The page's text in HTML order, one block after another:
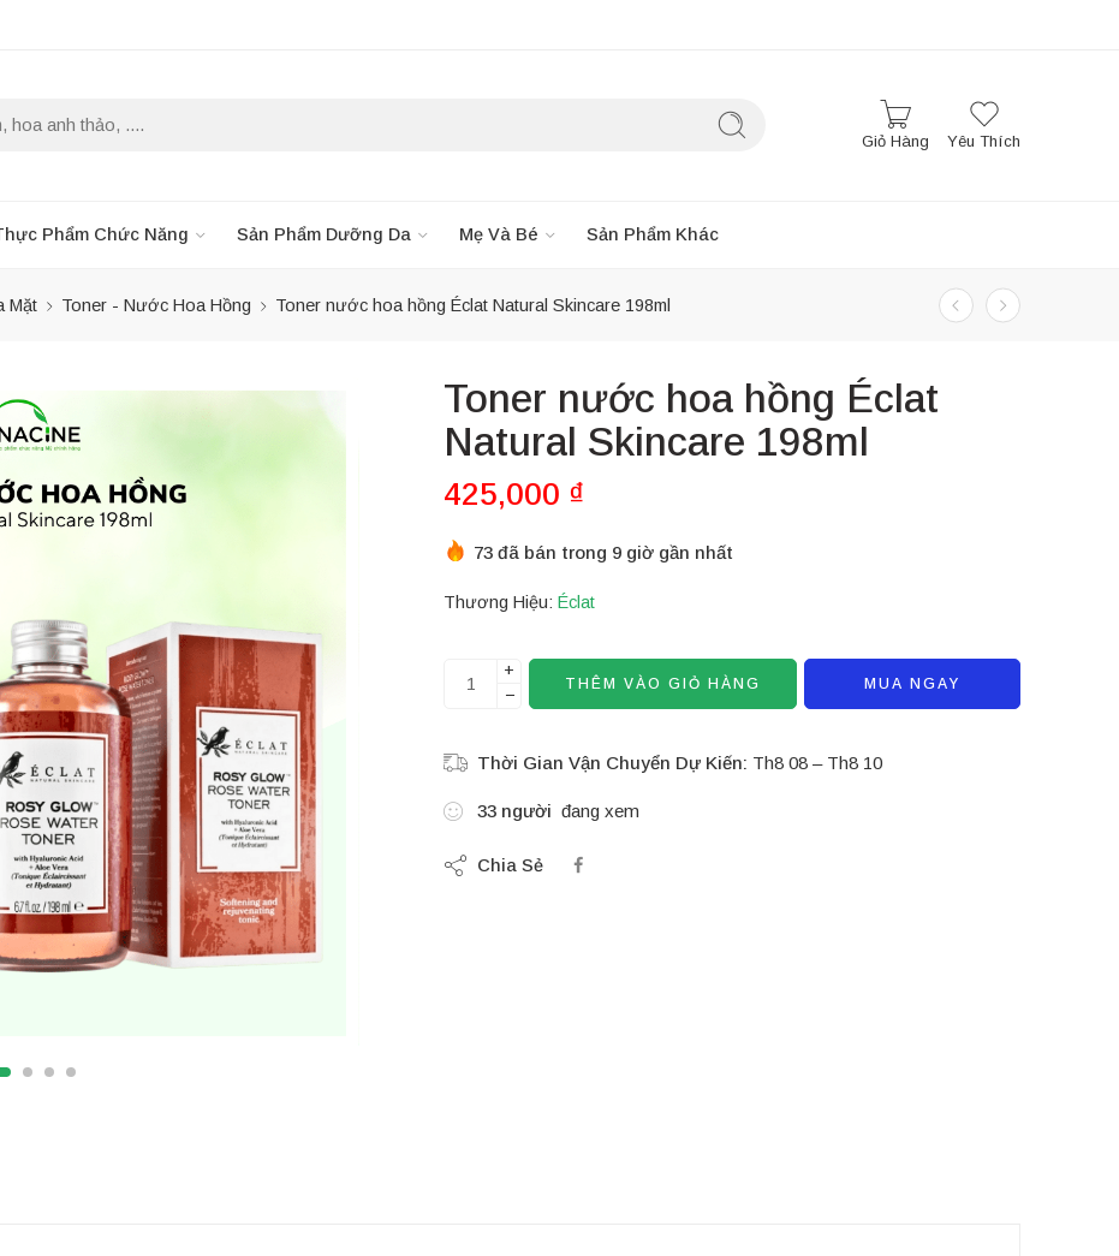
Giỏ Hàng Yêu Thích
Phẩm Chức Năng Sản Phẩm Dưỡng Da Mẹ Và Bé Sản Phẩm Khác
Mặt Toner - Nước Hoa Hồng Toner nước hoa hồng Éclat Natural Skincare 198ml
Toner nước hoa hồng Éclat
Natural Skincare 198ml
425,000 ₫
73 đã bán trong 9 giờ gần nhất
Thương Hiệu: Éclat
+
−
THÊM VÀO GIỎ HÀNG MUA NGAY
Thời Gian Vận Chuyển Dự Kiến: Th8 08 – Th8 10
33 người đang xem
Chia Sẻ